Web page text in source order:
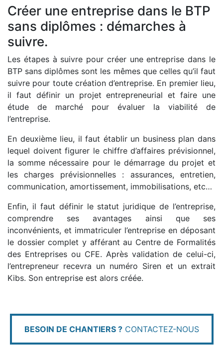
Créer une entreprise dans le BTP
sans diplômes : démarches à
suivre.
Les étapes à suivre pour créer une entreprise dans le
BTP sans diplômes sont les mêmes que celles qu’il faut
suivre pour toute création d’entreprise. En premier lieu,
il faut définir un projet entrepreneurial et faire une
étude de marché pour évaluer la viabilité de
l’entreprise.
En deuxième lieu, il faut établir un business plan dans
lequel doivent figurer le chiffre d’affaires prévisionnel,
la somme nécessaire pour le démarrage du projet et
les charges prévisionnelles : assurances, entretien,
communication, amortissement, immobilisations, etc…
Enfin, il faut définir le statut juridique de l’entreprise,
comprendre ses avantages ainsi que ses
inconvénients, et immatriculer l’entreprise en déposant
le dossier complet y afférant au Centre de Formalités
des Entreprises ou CFE. Après validation de celui-ci,
l’entrepreneur recevra un numéro Siren et un extrait
Kibs. Son entreprise est alors créée.
BESOIN DE CHANTIERS ?CONTACTEZ-NOUS